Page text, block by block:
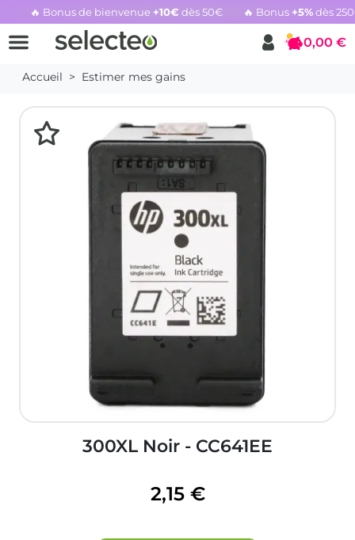
🔥 Bonus de bienvenue +10€ dès 50€ 🔥 Bonus +5%dès
Rachat cartouche vide, voir l'offre promotionnelle
Panier
0,00 €
Accueil Estimer mes gains
300XL Noir - CC641EE
2,15 €